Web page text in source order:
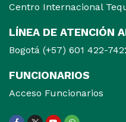
Centro Internacional
LÍNEA DE ATENCIÓN
Bogotá (+57) 601 422-
FUNCIONARIOS
Acceso Funcionarios